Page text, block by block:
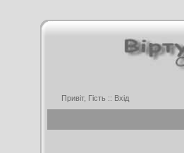
Привіт, Гість :: Вхід